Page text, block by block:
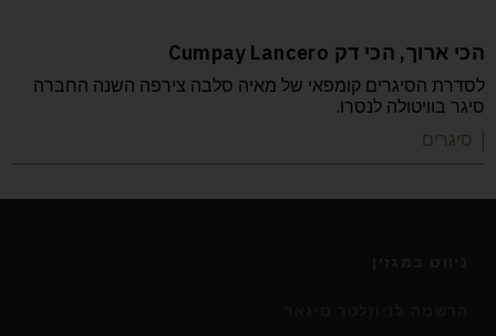
הכי ארוך, הכי דק Cumpay Lancero
לסדרת הסיגרים קומפאי של מאיה סלבה צירפה השנה החברה
סיגר בוויטולה לנסרו.
| סיגרים